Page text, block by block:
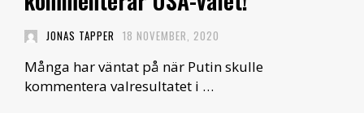
JONAS TAPPER 18 NOVEMBER, 2020
Många har väntat på när Putin skulle
kommentera valresultatet i …